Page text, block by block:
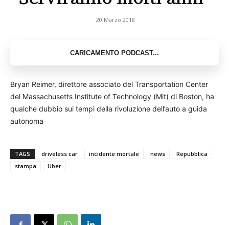
20 Marzo 2018
Bryan Reimer, direttore associato del Transportation Center
del Massachusetts Institute of Technology (Mit) di Boston, ha
qualche dubbio sui tempi della rivoluzione dell’auto a guida
autonoma
TAGS driveless car incidente mortale news
Repubblica
stampa
Uber